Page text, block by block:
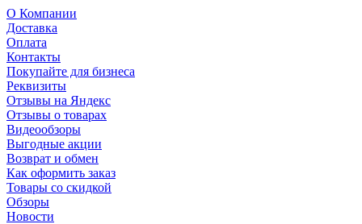
О Компании
Доставка
Оплата
Контакты
Покупайте для бизнеса
Реквизиты
Отзывы на Яндекс
Отзывы о товарах
Видеообзоры
Выгодные акции
Возврат и обмен
Как оформить заказ
Товары со скидкой
Обзоры
Новости